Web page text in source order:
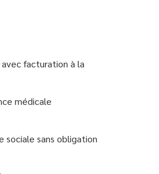
facturation à la
médicale
sociale sans obligation